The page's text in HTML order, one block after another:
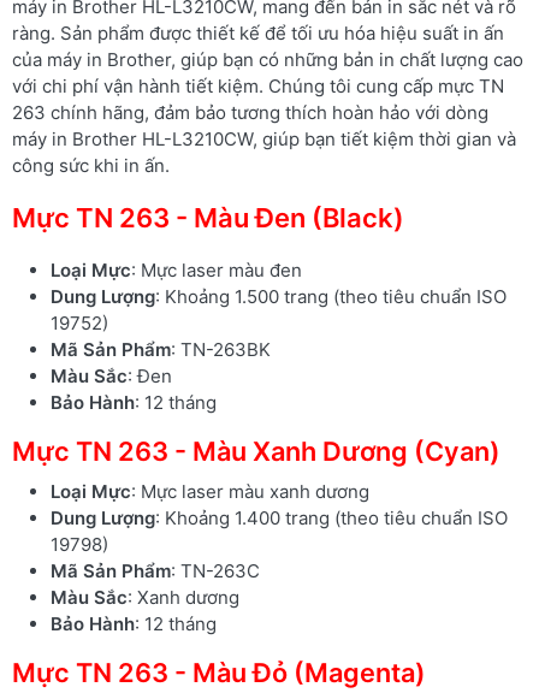
máy in Brother HL-L3210CW, mang đến bản in sắc nét và rõ
ràng. Sản phẩm được thiết kế để tối ưu hóa hiệu suất in ấn
của máy in Brother, giúp bạn có những bản in chất lượng cao
với chi phí vận hành tiết kiệm. Chúng tôi cung cấp mực TN
263 chính hãng, đảm bảo tương thích hoàn hảo với dòng
máy in Brother HL-L3210CW, giúp bạn tiết kiệm thời gian và
công sức khi in ấn.
Mực TN 263 - Màu Đen (Black)
Loại Mực: Mực laser màu đen
Dung Lượng: Khoảng 1.500 trang (theo tiêu chuẩn ISO
19752)
Mã Sản Phẩm: TN-263BK
Màu Sắc: Đen
Bảo Hành: 12 tháng
Mực TN 263 - Màu Xanh Dương (Cyan)
Loại Mực: Mực laser màu xanh dương
Dung Lượng: Khoảng 1.400 trang (theo tiêu chuẩn ISO
19798)
Mã Sản Phẩm: TN-263C
Màu Sắc: Xanh dương
Bảo Hành: 12 tháng
Mực TN 263 - Màu Đỏ (Magenta)